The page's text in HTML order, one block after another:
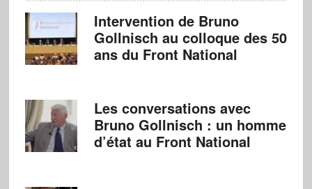
Intervention de Bruno
Gollnisch au colloque des 50
ans du Front National
Les conversations avec
Bruno Gollnisch : un homme
d’état au Front National